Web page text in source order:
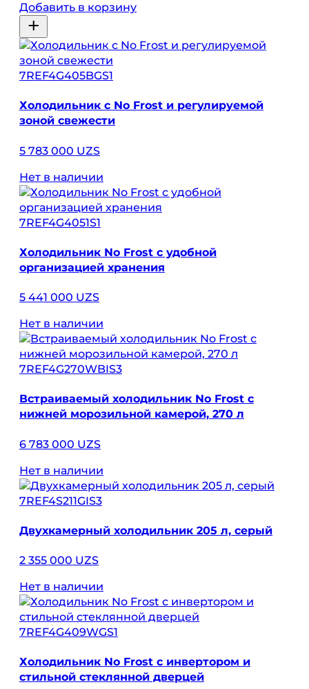
Добавить в корзину
7REF4G405BGS1
Холодильник с No Frost и регулируемой
зоной свежести
5 783 000 UZS
Нет в наличии
7REF4G4051S1
Холодильник No Frost с удобной
организацией хранения
5 441 000 UZS
Нет в наличии
7REF4G270WBIS3
Встраиваемый холодильник No Frost с
нижней морозильной камерой, 270 л
6 783 000 UZS
Нет в наличии
7REF4S211GIS3
Двухкамерный холодильник 205 л, серый
2 355 000 UZS
Нет в наличии
7REF4G409WGS1
Холодильник No Frost с инвертором и
стильной стеклянной дверцей